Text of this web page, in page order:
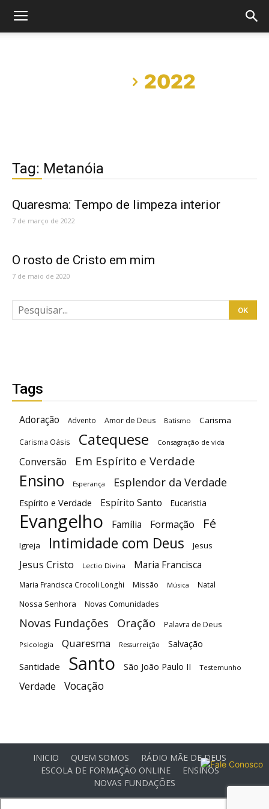
2022
Tag: Metanóia
Quaresma: Tempo de limpeza interior
7 de março de 2022
O rosto de Cristo em mim
7 de maio de 2020
Tags
Adoração Advento Amor de Deus Batismo Carisma
Carisma Oásis Catequese Consagração de vida
Conversão Em Espírito e Verdade
Ensino Esperança Esplendor da Verdade
Espírito e Verdade Espírito Santo Eucaristia
Evangelho Família Formação Fé
Igreja Intimidade com Deus Jesus
Jesus Cristo Lectio Divina Maria Francisca
Maria Francisca Crocoli Longhi Missão Música Natal
Nossa Senhora Novas Comunidades
Novas Fundações Oração Palavra de Deus
Psicologia Quaresma Ressurreição Salvação
Santidade Santo São João Paulo II Testemunho
Verdade Vocação
INICIO QUEM SOMOS
RÁDIO MÃE DE DEUS
ESCOLA DE FORMAÇÃO ONLINE
ENSINOS
NOVAS FUNDAÇÕES